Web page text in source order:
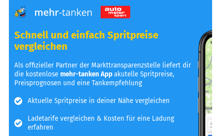
Schnell und einfach Spritpreise
vergleichen
Als offizieller Partner der Markttransparenzstelle liefert dir
die kostenlosemehr-tanken Appakutelle Spritpreise,
Preisprognosen und eine Tankempfehlung
Aktuelle Spritpreise in deiner Nähe vergleichen
Ladetarife vergleichen & Kosten für eine Ladung
erfahren